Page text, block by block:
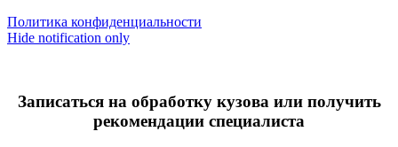
Политика конфиденциальности
Hide notification only
Записаться на обработку кузова или получить
рекомендации специалиста